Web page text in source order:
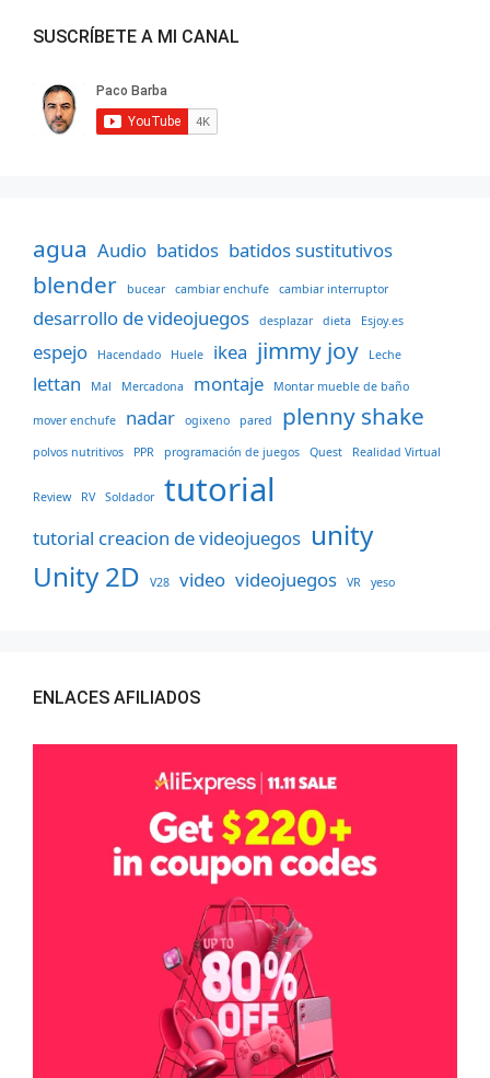
SUSCRÍBETE A MI CANAL
agua Audio batidos batidos sustitutivos
blender bucear cambiar enchufe cambiar interruptor
desarrollo de videojuegos desplazar dieta Esjoy.es
espejo Hacendado Huele ikea jimmy joy Leche
lettan Mal Mercadona montaje Montar mueble de baño
mover enchufe nadar ogixeno pared plenny shake
polvos nutritivos PPR programación de juegos Quest Realidad Virtual
Review RV Soldador tutorial
tutorial creacion de videojuegos unity
Unity 2D
V28 video videojuegos VR yeso
ENLACES AFILIADOS